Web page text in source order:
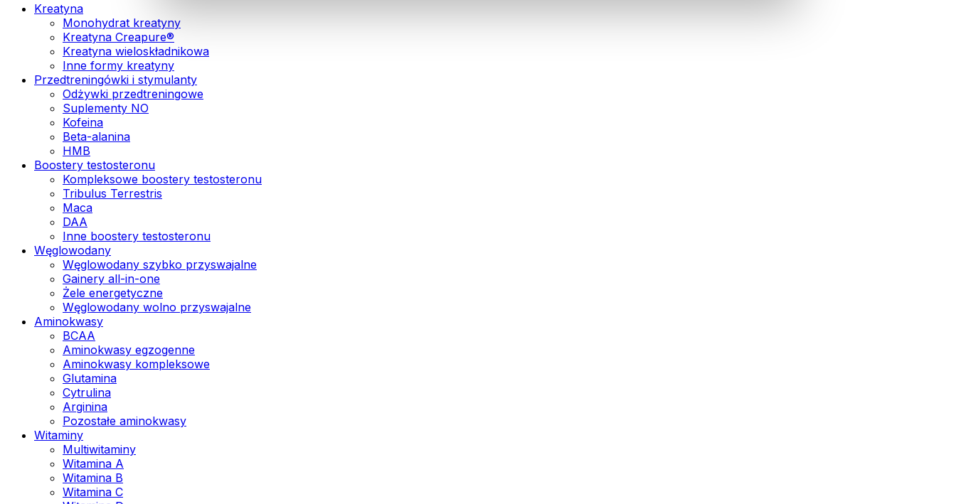
Kreatyna
Monohydrat kreatyny
Kreatyna Creapure®
Kreatyna wieloskładnikowa
Inne formy kreatyny
Przedtreningówki i stymulanty
Odżywki przedtreningowe
Suplementy NO
Kofeina
Beta-alanina
HMB
Boostery testosteronu
Kompleksowe boostery testosteronu
Tribulus Terrestris
Maca
DAA
Inne boostery testosteronu
Węglowodany
Węglowodany szybko przyswajalne
Gainery all-in-one
Żele energetyczne
Węglowodany wolno przyswajalne
Aminokwasy
BCAA
Aminokwasy egzogenne
Aminokwasy kompleksowe
Glutamina
Cytrulina
Arginina
Pozostałe aminokwasy
Witaminy
Multiwitaminy
Witamina A
Witamina B
Witamina C